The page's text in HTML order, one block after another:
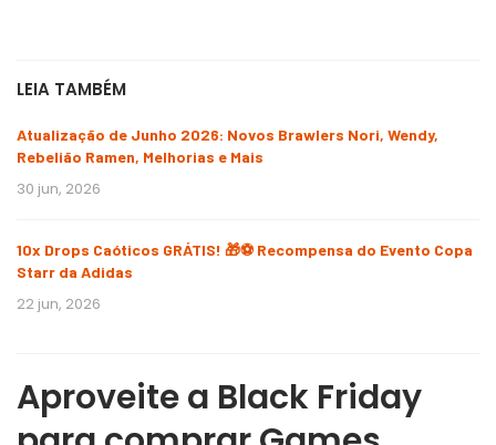
LEIA TAMBÉM
Atualização de Junho 2026: Novos Brawlers Nori, Wendy,
Rebelião Ramen, Melhorias e Mais
30 jun, 2026
10x Drops Caóticos GRÁTIS! 🎁⚽ Recompensa do Evento Copa
Starr da Adidas
22 jun, 2026
Aproveite a Black Friday